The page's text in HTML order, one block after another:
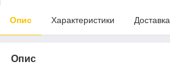
Опис Характеристики Доставка
Опис